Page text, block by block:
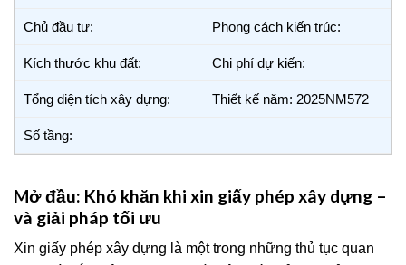
Chủ đầu tư: Phong cách kiến trúc:
Kích thước khu đất: Chi phí dự kiến:
Tổng diện tích xây dựng: Thiết kế năm: 2025NM572
Số tầng:
Mở đầu: Khó khăn khi xin giấy phép xây dựng –
và giải pháp tối ưu
Xin giấy phép xây dựng là một trong những thủ tục quan